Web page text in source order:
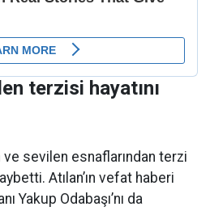
terzisi hayatını
ve sevilen esnaflarından terzi
Atılan’ın vefat haberi
Yakup Odabaşı’nı da